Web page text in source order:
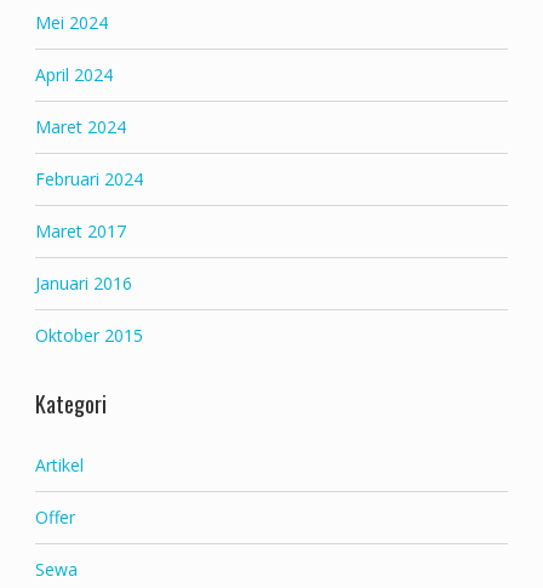
Mei 2024
April 2024
Maret 2024
Februari 2024
Maret 2017
Januari 2016
Oktober 2015
Kategori
Artikel
Offer
Sewa